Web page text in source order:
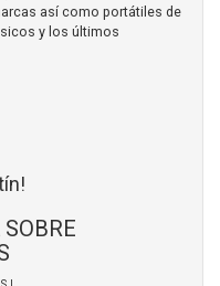
así como portátiles de
y los últimos